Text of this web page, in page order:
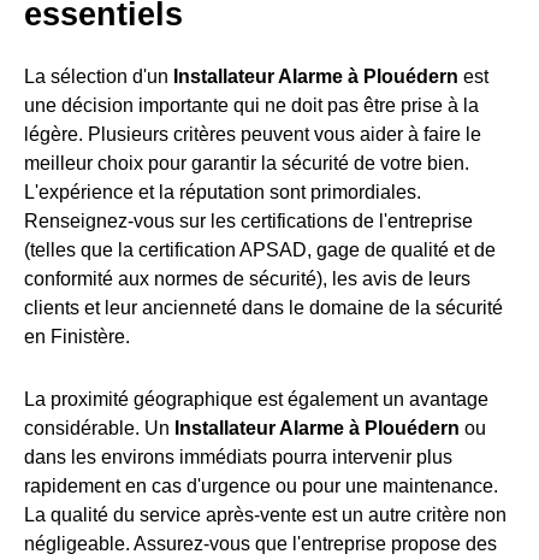
essentiels
La sélection d'un Installateur Alarme à Plouédern est
une décision importante qui ne doit pas être prise à la
légère. Plusieurs critères peuvent vous aider à faire le
meilleur choix pour garantir la sécurité de votre bien.
L'expérience et la réputation sont primordiales.
Renseignez-vous sur les certifications de l'entreprise
(telles que la certification APSAD, gage de qualité et de
conformité aux normes de sécurité), les avis de leurs
clients et leur ancienneté dans le domaine de la sécurité
en Finistère.
La proximité géographique est également un avantage
considérable. Un Installateur Alarme à Plouédern ou
dans les environs immédiats pourra intervenir plus
rapidement en cas d'urgence ou pour une maintenance.
La qualité du service après-vente est un autre critère non
négligeable. Assurez-vous que l'entreprise propose des